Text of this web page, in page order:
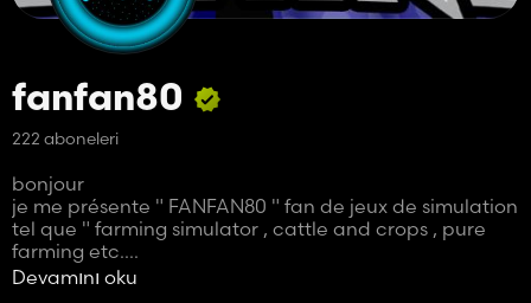
fanfan80
222 aboneleri
bonjour
je me présente " FANFAN80 " fan de jeux de simulation
tel que " farming simulator , cattle and crops , pure
farming etc....
je suis mappeur depuis le fs 15
Devamını oku